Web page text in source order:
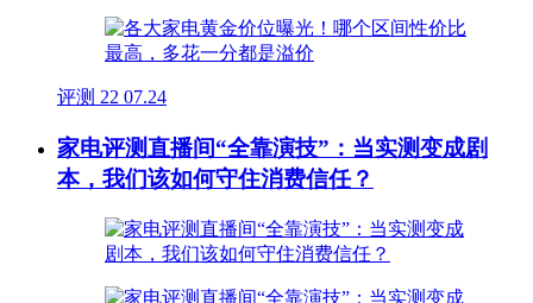
评测 22 07.24
家电评测直播间“全靠演技”：当实测变成剧
本，我们该如何守住消费信任？